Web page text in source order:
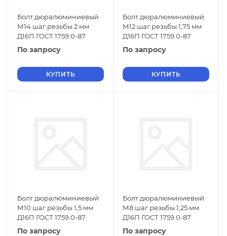
Болт дюралюминиевый
М14 шаг резьбы 2 мм
Д16П ГОСТ 1759.0-87
По запросу
КУПИТЬ
Болт дюралюминиевый
М12 шаг резьбы 1,75 мм
Д16П ГОСТ 1759.0-87
По запросу
КУПИТЬ
Болт дюралюминиевый
М10 шаг резьбы 1,5 мм
Д16П ГОСТ 1759.0-87
По запросу
Болт дюралюминиевый
М8 шаг резьбы 1,25 мм
Д16П ГОСТ 1759.0-87
По запросу